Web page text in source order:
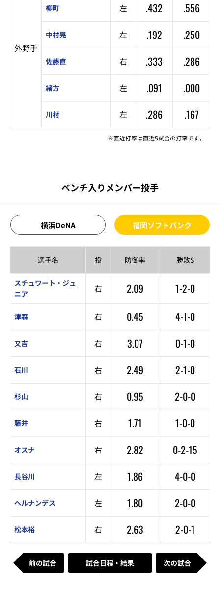
外野手
柳町 左 .432 .556
中村晃 左 .192 .250
佐藤直 右 .333 .286
緒方 左 .091 .000
川村 左 .286 .167
※直近打率は直近5試合の打率です。
ベンチ入りメンバー投手
横浜DeNA 福岡ソフトバンク
選手名 投 防御率 勝敗S
スチュワート・ジュ
ニア
右 2.09 1-2-0
津森 右 0.45 4-1-0
又吉 右 3.07 0-1-0
石川 右 2.49 2-1-0
杉山 右 0.95 2-0-0
藤井 右 1.71 1-0-0
オスナ 右 2.82 0-2-15
長谷川 左 1.86 4-0-0
ヘルナンデス 左 1.80 2-0-0
松本裕 右 2.63 2-0-1
前の試合 試合日程・結果 次の試合